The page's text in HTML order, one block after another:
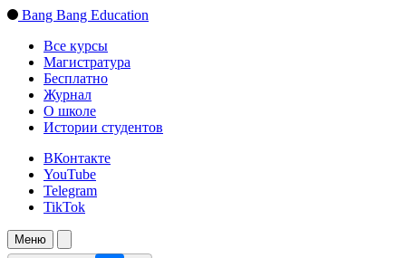
Bang Bang Education
Все курсы
Магистратура
Бесплатно
Журнал
О школе
Истории студентов
ВКонтакте
YouTube
Telegram
TikTok
Меню